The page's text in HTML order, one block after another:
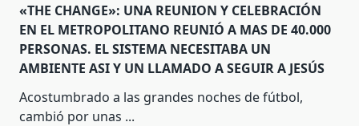
«THE CHANGE»: UNA REUNION Y CELEBRACIÓN
EN EL METROPOLITANO REUNIÓ A MAS DE 40.000
PERSONAS. EL SISTEMA NECESITABA UN
AMBIENTE ASI Y UN LLAMADO A SEGUIR A JESÚS
Acostumbrado a las grandes noches de fútbol,
cambió por unas ...